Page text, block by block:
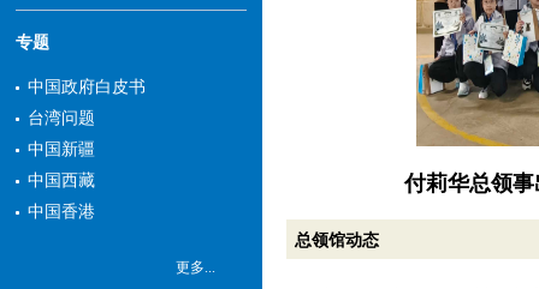
专题
中国政府白皮书
台湾问题
中国新疆
中国西藏
中国香港
更多...
付莉华总领
总领馆动态